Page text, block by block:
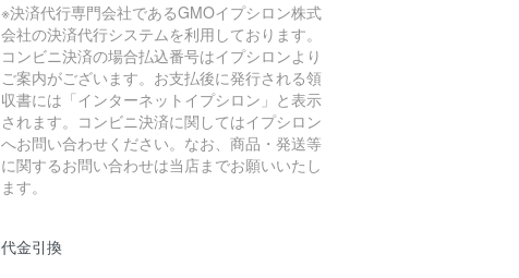
※決済代行専門会社であるGMOイプシロン株式
会社の決済代行システムを利用しております。
コンビニ決済の場合払込番号はイプシロンより
ご案内がございます。お支払後に発行される領
収書には「インターネットイプシロン」と表示
されます。コンビニ決済に関してはイプシロン
へお問い合わせください。なお、商品・発送等
に関するお問い合わせは当店までお願いいたし
ます。
代金引換